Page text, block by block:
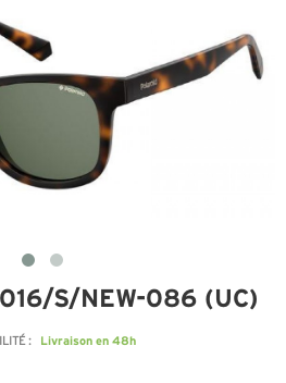
S/NEW-086 (UC)
: Livraison en 48h